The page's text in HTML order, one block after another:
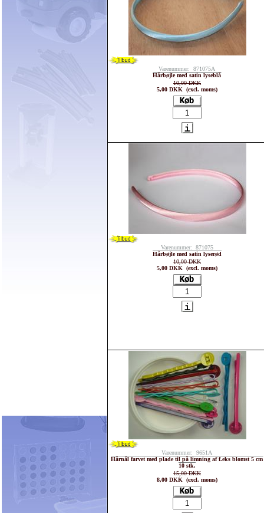
Varenummer: 871075A
Hårbøjle med satin lyseblå
10,00 DKK
5,00 DKK (excl. moms)
Varenummer: 871075
Hårbøjle med satin lyserød
10,00 DKK
5,00 DKK (excl. moms)
Varenummer: 9651A
Hårnål farvet med plade til på limning af f.eks blomst 5 cm
10 stk.
15,00 DKK
8,00 DKK (excl. moms)